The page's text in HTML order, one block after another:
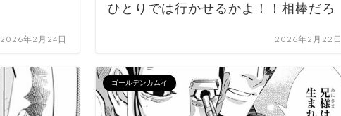
2026年2月24日
ひとりでは行かせるかよ！！相棒だろ
2026年2月22日
ゴールデンカムイ